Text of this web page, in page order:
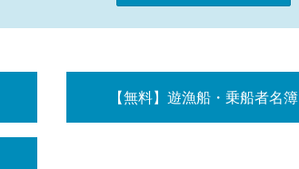
【無料】遊漁船・乗船者名簿